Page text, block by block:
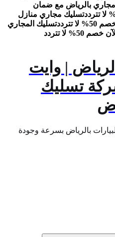
بالرياض مع ضمان
تسليك مجاري منازل
تسليك المجاري
| وايت
تسليك
بالرياض بسرعة وجودة